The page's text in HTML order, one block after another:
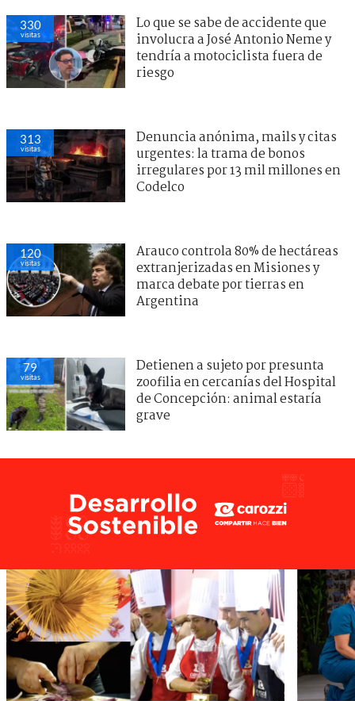
330
visitas
Lo que se sabe de accidente que
involucra a José Antonio Neme y
tendría a motociclista fuera de
riesgo
313
visitas
Denuncia anónima, mails y citas
urgentes: la trama de bonos
irregulares por 13 mil millones en
Codelco
120
visitas
Arauco controla 80% de hectáreas
extranjerizadas en Misiones y
marca debate por tierras en
Argentina
79
visitas
Detienen a sujeto por presunta
zoofilia en cercanías del Hospital
de Concepción: animal estaría
grave